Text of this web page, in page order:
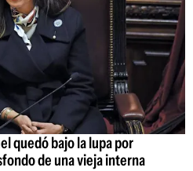
quedó bajo la lupa por
de una vieja interna